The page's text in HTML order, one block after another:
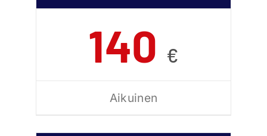
140 €
Aikuinen